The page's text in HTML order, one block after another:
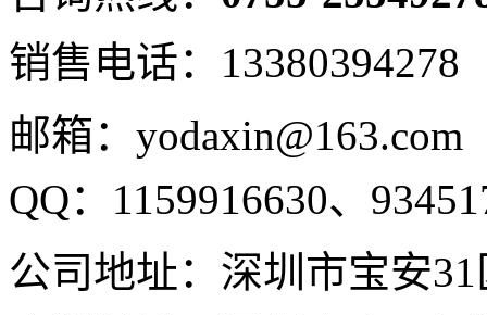
销售电话： 13380394278
邮箱：yodaxin@163.com
QQ： 1159916630、
公司地址：深圳市宝安